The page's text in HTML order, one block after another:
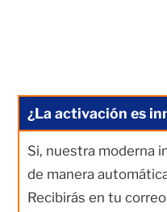
¿La activación es
Si, nuestra moderna
de manera
Recibirás en tu